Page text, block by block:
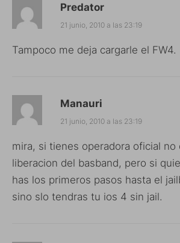
Predator
21 junio, 2010 a las 23:19
Tampoco me deja cargarle el FW4.
Manauri
21 junio, 2010 a las 23:19
mira, si tienes operadora oficial no
liberacion del basband, pero si
has los primeros pasos hasta el
sino slo tendras tu ios 4 sin jail.